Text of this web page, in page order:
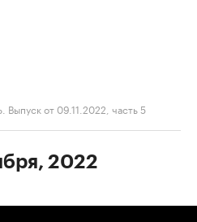
Выпуск от 09.11.2022, часть 5
2022